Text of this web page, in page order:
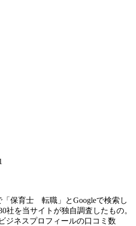
「保育士 転職」とGoogleで検索し
社を当サイトが独自調査したもの。
ジネスプロフィールの口コミ数